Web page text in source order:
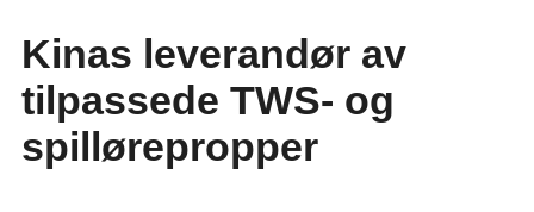
Kinas leverandør av
tilpassede TWS- og
spillørepropper